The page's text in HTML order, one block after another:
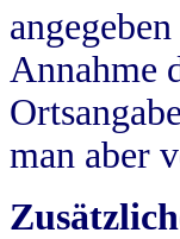
Annahme
man aber